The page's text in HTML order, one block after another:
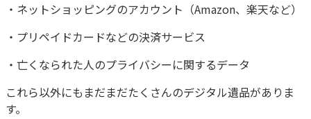
・ネットショッピングのアカウント（Amazon、楽天など）
・プリペイドカードなどの決済サービス
・亡くなられた人のプライバシーに関するデータ
これら以外にもまだまだたくさんのデジタル遺品がありま
す。